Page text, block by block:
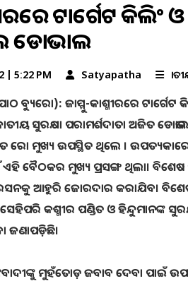
ଟାର୍ଗେଟ
ଡୋଭାଲ
| 5:22 PM Satyapatha
ବ୍ୟୁରୋ): ଜାମ୍ମୁ-କାଶ୍ମୀରରେ ଟାର୍ଗେଟ
ସୁରକ୍ଷା ପରାମର୍ଶଦାତା ଅଜିତ
ରୋ ମୁଖ୍ୟ ଉପସ୍ଥିତ ଥିଲେ ।
ହିଁ ଏହି ବୈଠକର ମୁଖ୍ୟ ପ୍ରସଙ୍ଗ ଥିଲା।
ଆହୁରି ଜୋରଦାର କରାଯିବ। ବିଶେଷ
କଶ୍ମୀର ପଣ୍ଡିତ ଓ ହିନ୍ଦୁମାନଙ୍କ
ଜଣାପଡ଼ିଛି।
ମୁହଁତୋଡ଼ ଜବାବ ଦେବା ପାଇଁ